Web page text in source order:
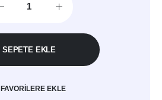
SEPETE EKLE
FAVORILERE EKLE